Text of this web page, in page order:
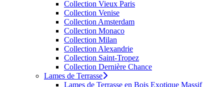
Collection Vieux Paris
Collection Venise
Collection Amsterdam
Collection Monaco
Collection Milan
Collection Alexandrie
Collection Saint-Tropez
Collection Dernière Chance
Lames de Terrasse
Lames de Terrasse en Bois Exotique Massif